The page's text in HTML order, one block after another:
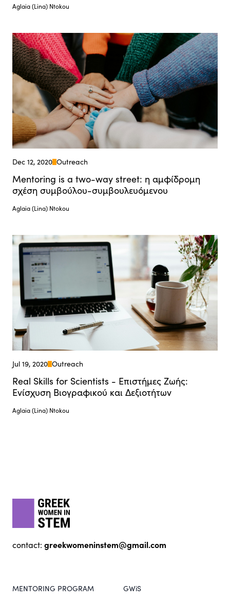
Aglaia (Lina) Ntokou
Dec 12, 2020 Outreach
Mentoring is a two-way street: η αμφίδρομη
σχέση συμβούλου-συμβουλευόμενου
Aglaia (Lina) Ntokou
Jul 19, 2020 Outreach
Real Skills for Scientists - Επιστήμες Ζωής:
Ενίσχυση Βιογραφικού και Δεξιοτήτων
Aglaia (Lina) Ntokou
contact: greekwomeninstem@gmail.com
MENTORING PROGRAM GWiS